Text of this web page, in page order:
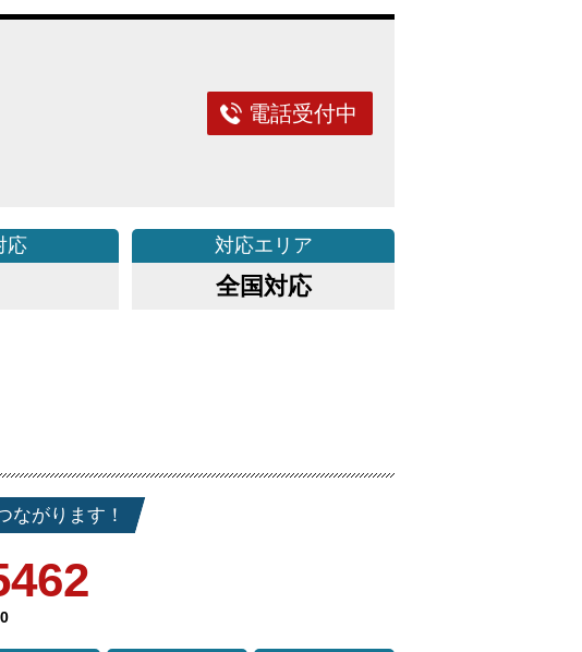
電話受付中
応 対応エリア
全国対応
ながります！